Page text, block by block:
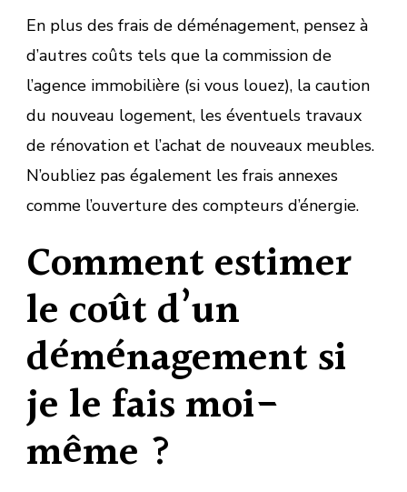
En plus des frais de déménagement, pensez à
d’autres coûts tels que la commission de
l’agence immobilière (si vous louez), la caution
du nouveau logement, les éventuels travaux
de rénovation et l’achat de nouveaux meubles.
N’oubliez pas également les frais annexes
comme l’ouverture des compteurs d’énergie.
Comment estimer
le coût d’un
déménagement si
je le fais moi-
même ?